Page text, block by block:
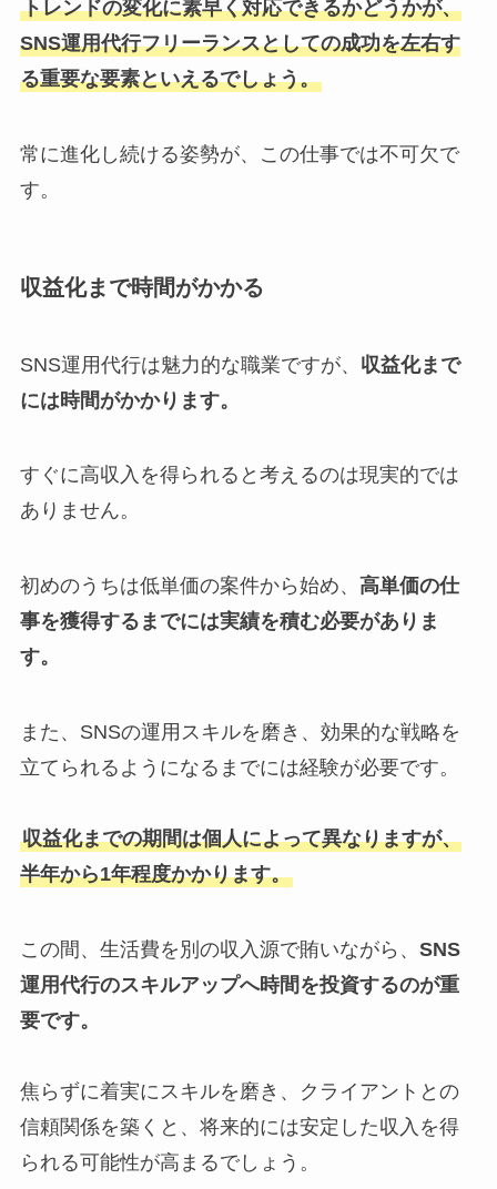
トレンドの変化に素早く対応できるかどうかが、
SNS運用代行フリーランスとしての成功を左右す
る重要な要素といえるでしょう。
常に進化し続ける姿勢が、この仕事では不可欠で
す。
収益化まで時間がかかる
SNS運用代行は魅力的な職業ですが、 収益化まで
には時間がかかります。
すぐに高収入を得られると考えるのは現実的では
ありません。
初めのうちは低単価の案件から始め、 高単価の仕
事を獲得するまでには実績を積む必要がありま
す。
また、SNSの運用スキルを磨き、効果的な戦略を
立てられるようになるまでには経験が必要です。
収益化までの期間は個人によって異なりますが、
半年から1年程度かかります。
この間、生活費を別の収入源で賄いながら、 SNS
運用代行のスキルアップへ時間を投資するのが重
要です。
焦らずに着実にスキルを磨き、クライアントとの
信頼関係を築くと、将来的には安定した収入を得
られる可能性が高まるでしょう。